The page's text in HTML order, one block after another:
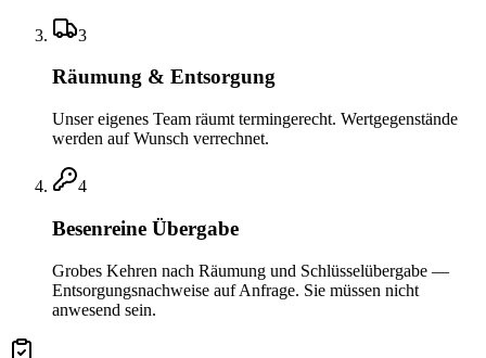
3
Räumung & Entsorgung
Unser eigenes Team räumt termingerecht. Wertgegenstände
werden auf Wunsch verrechnet.
4
Besenreine Übergabe
Grobes Kehren nach Räumung und Schlüsselübergabe —
Entsorgungsnachweise auf Anfrage. Sie müssen nicht
anwesend sein.